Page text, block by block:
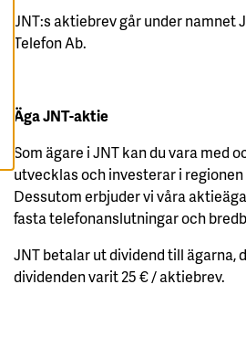
L
L
A
C
E
S
JNT:s aktiebrev går under namnet
Telefon Ab.
Äga JNT-aktie
Som ägare i JNT kan du vara med
utvecklas och investerar i
Dessutom erbjuder vi våra
fasta telefonanslutningar och
JNT betalar ut dividend till ägarna,
dividenden varit 25 € / aktiebrev.